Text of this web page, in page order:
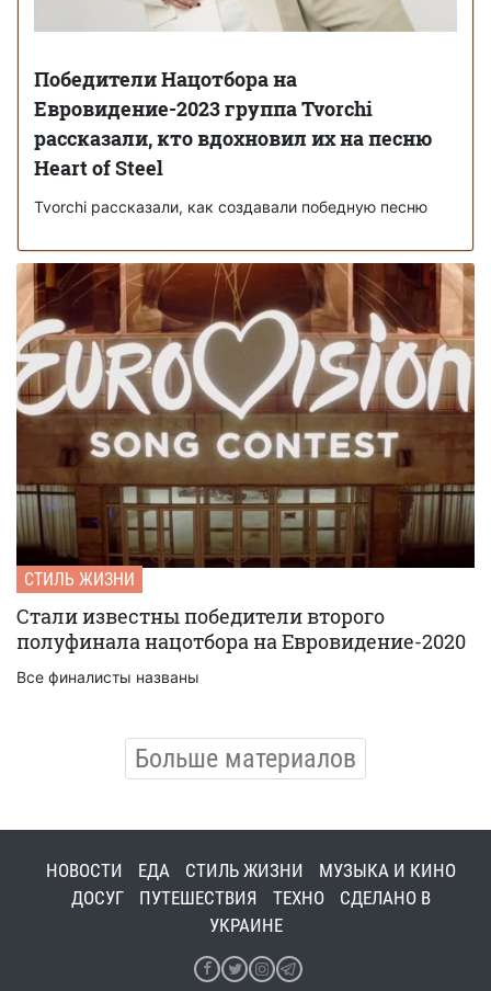
Победители Нацотбора на
Евровидение-2023 группа Tvorchi
рассказали, кто вдохновил их на песню
Heart of Steel
Tvorchi рассказали, как создавали победную песню
СТИЛЬ ЖИЗНИ
Стали известны победители второго
полуфинала нацотбора на Евровидение-2020
Все финалисты названы
Больше материалов
НОВОСТИ ЕДА СТИЛЬ ЖИЗНИ
МУЗЫКА И КИНО
ДОСУГ
ПУТЕШЕСТВИЯ ТЕХНО
СДЕЛАНО В
УКРАИНЕ